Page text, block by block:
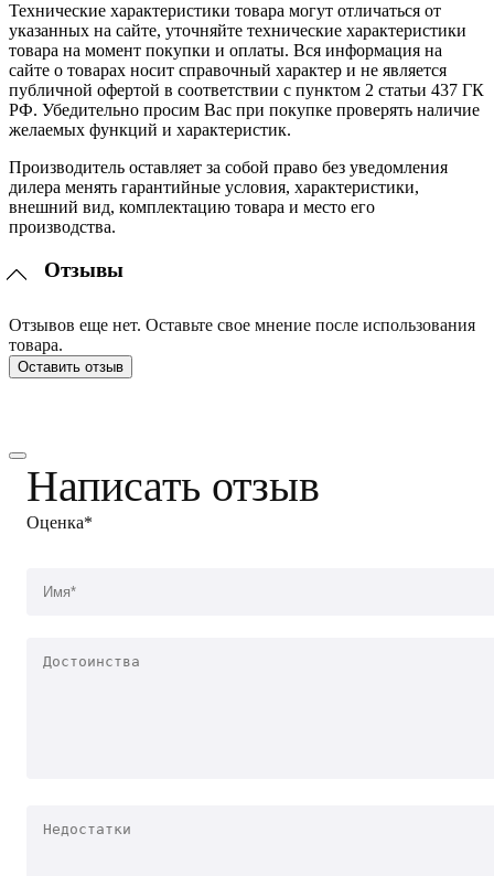
Технические характеристики товара могут отличаться от
указанных на сайте, уточняйте технические характеристики
товара на момент покупки и оплаты. Вся информация на
сайте о товарах носит справочный характер и не является
публичной офертой в соответствии с пунктом 2 статьи 437 ГК
РФ. Убедительно просим Вас при покупке проверять наличие
желаемых функций и характеристик.
Производитель оставляет за собой право без уведомления
дилера менять гарантийные условия, характеристики,
внешний вид, комплектацию товара и место его
производства.
Отзывы
Отзывов еще нет. Оставьте свое мнение после использования
товара.
Оставить отзыв
Написать отзыв
Оценка*